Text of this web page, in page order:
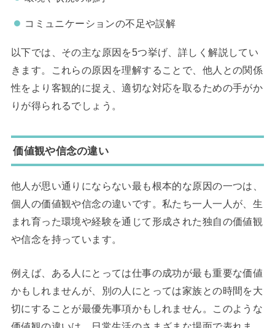
コミュニケーションの不足や誤解
以下では、その主な原因を5つ挙げ、詳しく解説してい
きます。これらの原因を理解することで、他人との関係
性をより客観的に捉え、適切な対応を取るための手がか
りが得られるでしょう。
価値観や信念の違い
他人が思い通りにならない最も根本的な原因の一つは、
個人の価値観や信念の違いです。私たち一人一人が、生
まれ育った環境や経験を通じて形成された独自の価値観
や信念を持っています。
例えば、ある人にとっては仕事の成功が最も重要な価値
かもしれませんが、別の人にとっては家族との時間を大
切にすることが最優先事項かもしれません。このような